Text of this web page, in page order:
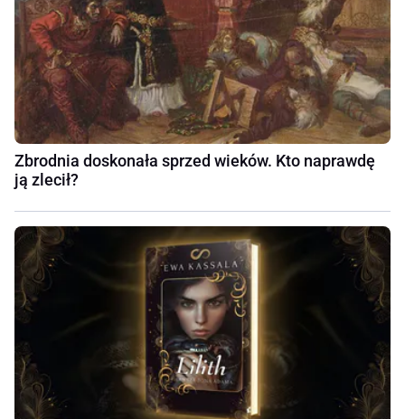
Zbrodnia doskonała sprzed wieków. Kto naprawdę
ją zlecił?